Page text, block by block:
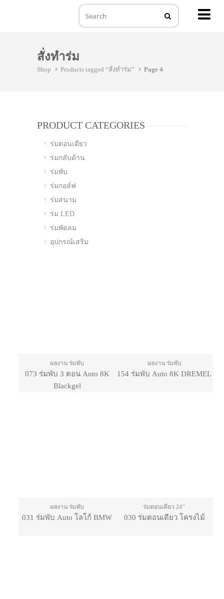
สั่งทำร่ม
Shop Products tagged “สั่งทำร่ม” Page 4
PRODUCT CATEGORIES
ร่มตอนเดียว
ร่มกลับด้าน
ร่มพับ
ร่มกอล์ฟ
ร่มสนาม
ร่ม LED
ร่มพัดลม
อุปกรณ์เสริม
ผลงาน ร่มพับ
073 ร่มพับ 3 ตอน Auto 8K
Blackgel
ผลงาน ร่มพับ
154 ร่มพับ Auto 8K DREMEL
ผลงาน ร่มพับ
031 ร่มพับ Auto โลโก้ BMW
ร่มตอนเดียว 24"
030 ร่มตอนเดียว โครงไม้